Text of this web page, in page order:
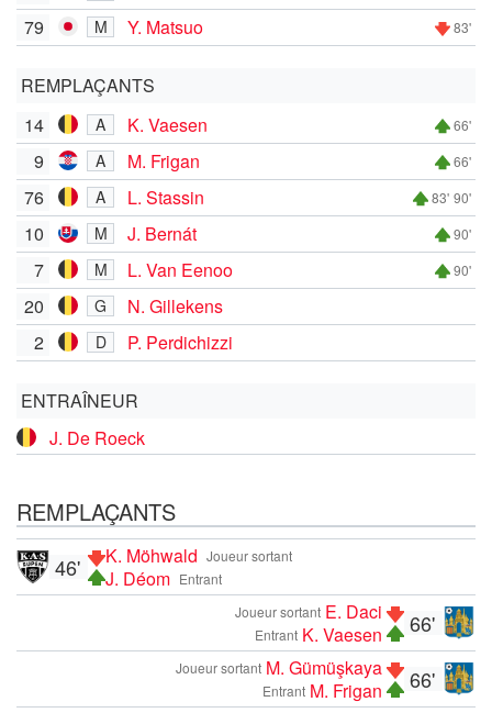
79
M Y. Matsuo 83'
REMPLAÇANTS
14
A K. Vaesen 66'
9 A M. Frigan 66'
76 A L. Stassin 83' 90'
10 M J. Bernát 90'
7 M L. Van Eenoo 90'
20 G
N. Gillekens
2
D P. Perdichizzi
ENTRAÎNEUR
J. De Roeck
REMPLAÇANTS
Joueur sortant
K. Möhwald
Entrant
J. Déom
46'
66'
Joueur sortant E. Daci
Entrant K. Vaesen
66'
Joueur sortant M. Gümüşkaya
Entrant M. Frigan